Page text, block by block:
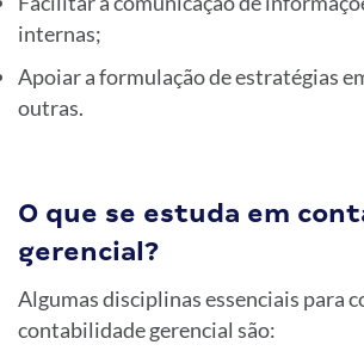
internas;
Apoiar a formulação de estratégias
outras.
O que se estuda em
gerencial?
Algumas disciplinas essenciais para
contabilidade gerencial são: